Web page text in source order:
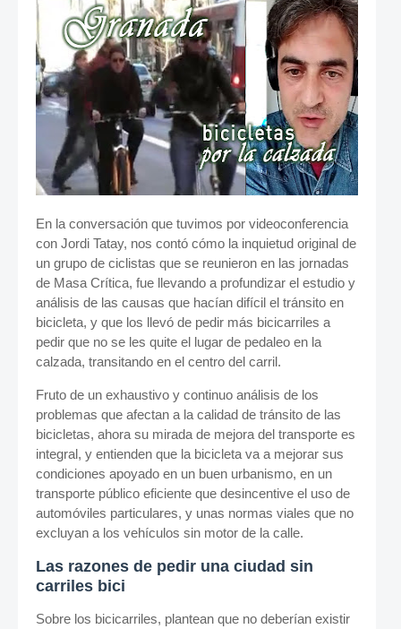
En la conversación que tuvimos por videoconferencia
con Jordi Tatay, nos contó cómo la inquietud original de
un grupo de ciclistas que se reunieron en las jornadas
de Masa Crítica, fue llevando a profundizar el estudio y
análisis de las causas que hacían difícil el tránsito en
bicicleta, y que los llevó de pedir más bicicarriles a
pedir que no se les quite el lugar de pedaleo en la
calzada, transitando en el centro del carril.
Fruto de un exhaustivo y continuo análisis de los
problemas que afectan a la calidad de tránsito de las
bicicletas, ahora su mirada de mejora del transporte es
integral, y entienden que la bicicleta va a mejorar sus
condiciones apoyado en un buen urbanismo, en un
transporte público eficiente que desincentive el uso de
automóviles particulares, y unas normas viales que no
excluyan a los vehículos sin motor de la calle.
Las razones de pedir una ciudad sin
carriles bici
Sobre los bicicarriles, plantean que no deberían existir